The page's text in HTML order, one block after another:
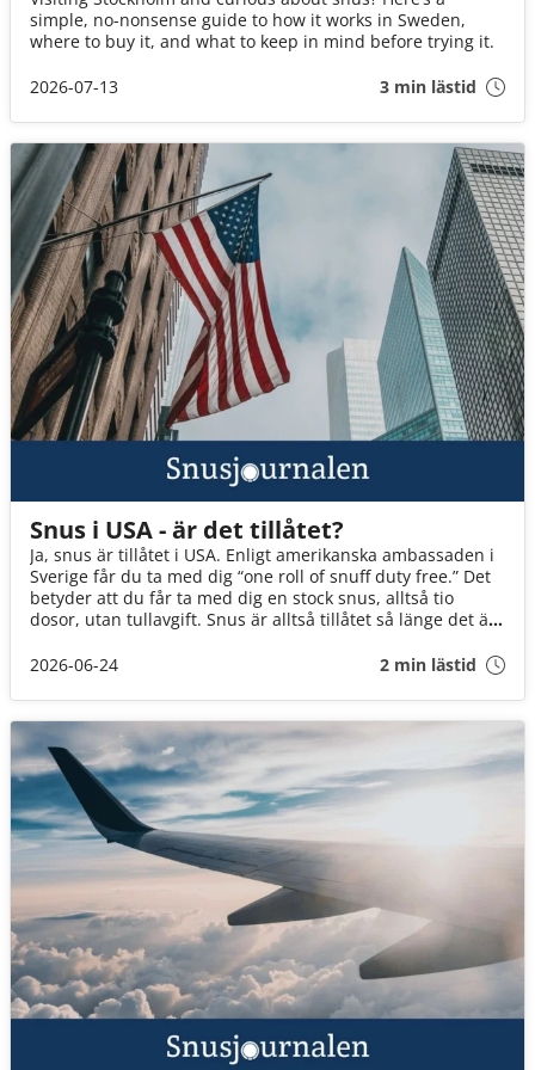
simple, no-nonsense guide to how it works in Sweden,
where to buy it, and what to keep in mind before trying it.
2026-07-13
3 min lästid
Snus i USA - är det tillåtet?
Ja, snus är tillåtet i USA. Enligt amerikanska ambassaden i
Sverige får du ta med dig “one roll of snuff duty free.” Det
betyder att du får ta med dig en stock snus, alltså tio
dosor, utan tullavgift. Snus är alltså tillåtet så länge det är
2026-06-24
2 min lästid